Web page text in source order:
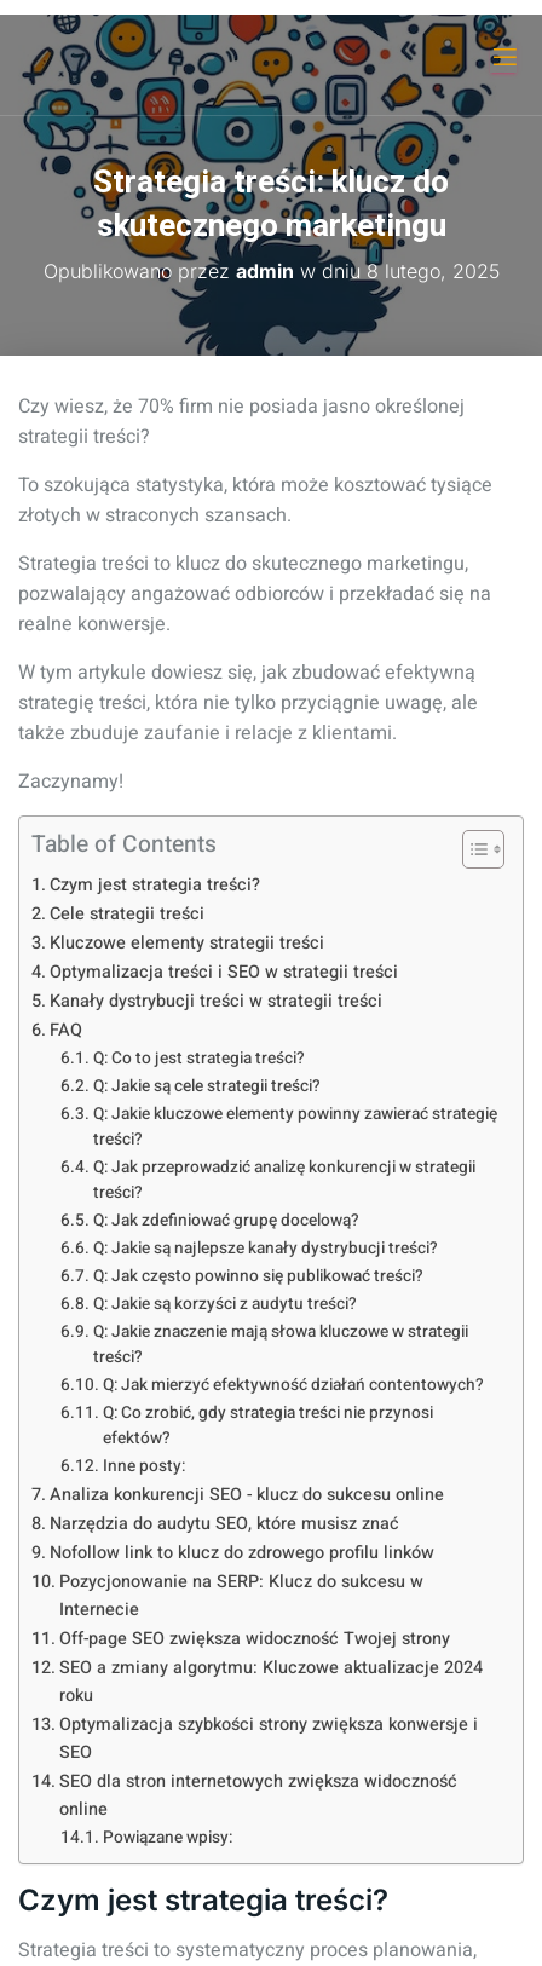
Strategia treści: klucz do
skutecznego marketingu
Opublikowano przez admin w dniu8 lutego, 2025
Czy wiesz, że 70% firm nie posiada jasno określonej
strategii treści?
To szokująca statystyka, która może kosztować tysiące
złotych w straconych szansach.
Strategia treści to klucz do skutecznego marketingu,
pozwalający angażować odbiorców i przekładać się na
realne konwersje.
W tym artykule dowiesz się, jak zbudować efektywną
strategię treści, która nie tylko przyciągnie uwagę, ale
także zbuduje zaufanie i relacje z klientami.
Zaczynamy!
Table of Contents
Czym jest strategia treści?
Cele strategii treści
Kluczowe elementy strategii treści
Optymalizacja treści i SEO w strategii treści
Kanały dystrybucji treści w strategii treści
FAQ
Q: Co to jest strategia treści?
Q: Jakie są cele strategii treści?
Q: Jakie kluczowe elementy powinny zawierać strategię
treści?
Q: Jak przeprowadzić analizę konkurencji w strategii
treści?
Q: Jak zdefiniować grupę docelową?
Q: Jakie są najlepsze kanały dystrybucji treści?
Q: Jak często powinno się publikować treści?
Q: Jakie są korzyści z audytu treści?
Q: Jakie znaczenie mają słowa kluczowe w strategii
treści?
Q: Jak mierzyć efektywność działań contentowych?
Q: Co zrobić, gdy strategia treści nie przynosi
efektów?
Inne posty:
Analiza konkurencji SEO - klucz do sukcesu online
Narzędzia do audytu SEO, które musisz znać
Nofollow link to klucz do zdrowego profilu linków
Pozycjonowanie na SERP: Klucz do sukcesu w
Internecie
Off-page SEO zwiększa widoczność Twojej strony
SEO a zmiany algorytmu: Kluczowe aktualizacje 2024
roku
Optymalizacja szybkości strony zwiększa konwersje i
SEO
SEO dla stron internetowych zwiększa widoczność
online
Powiązane wpisy:
Czym jest strategia treści?
Strategia treści to systematyczny proces planowania,